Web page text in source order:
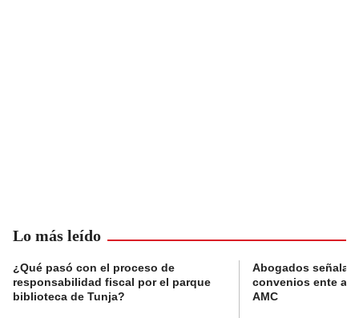
Lo más leído
¿Qué pasó con el proceso de
responsabilidad fiscal por el parque
biblioteca de Tunja?
Abogados
convenios ente
AMC